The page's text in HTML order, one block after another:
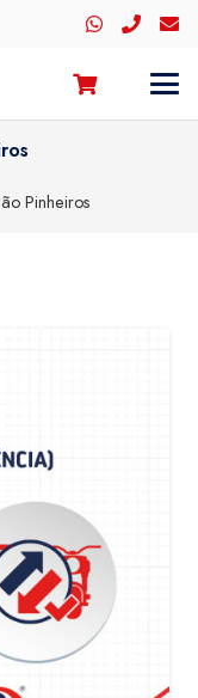
Pinheiros